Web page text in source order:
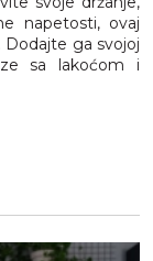
napetosti, ovaj
Dodajte ga svojoj
sa lakoćom i